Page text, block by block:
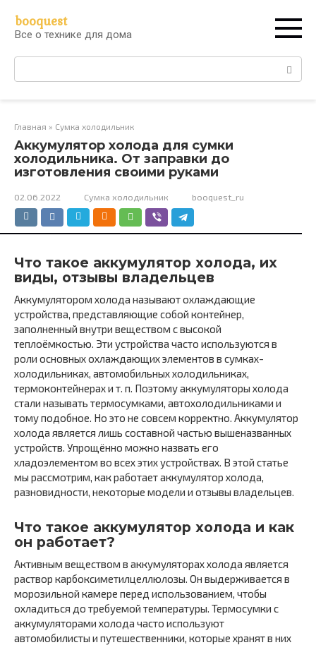
контенту
booquest
Все о технике для дома
Поиск:
Главная » Сумка холодильник
Аккумулятор холода для сумки
холодильника. От заправки до
изготовления своими руками
02.06.2022 Сумка холодильник booquest_ru
Что такое аккумулятор холода, их
виды, отзывы владельцев
Аккумулятором холода называют охлаждающие
устройства, представляющие собой контейнер,
заполненный внутри веществом с высокой
теплоёмкостью. Эти устройства часто используются в
роли основных охлаждающих элементов в сумках-
холодильниках, автомобильных холодильниках,
термоконтейнерах и т. п. Поэтому аккумуляторы холода
стали называть термосумками, автохолодильниками и
тому подобное. Но это не совсем корректно. Аккумулятор
холода является лишь составной частью вышеназванных
устройств. Упрощённо можно назвать его
хладоэлементом во всех этих устройствах. В этой статье
мы рассмотрим, как работает аккумулятор холода,
разновидности, некоторые модели и отзывы владельцев.
Что такое аккумулятор холода и как
он работает?
Активным веществом в аккумуляторах холода является
раствор карбоксиметилцеллюлозы. Он выдерживается в
морозильной камере перед использованием, чтобы
охладиться до требуемой температуры. Термосумки с
аккумуляторами холода часто используют
автомобилисты и путешественники, которые хранят в них